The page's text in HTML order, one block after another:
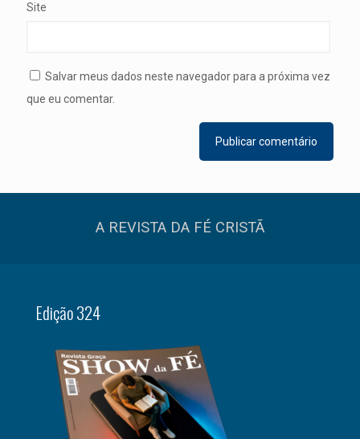
Site
Salvar meus dados neste navegador para a próxima vez
que eu comentar.
A REVISTA DA FÉ CRISTÃ
Edição 324